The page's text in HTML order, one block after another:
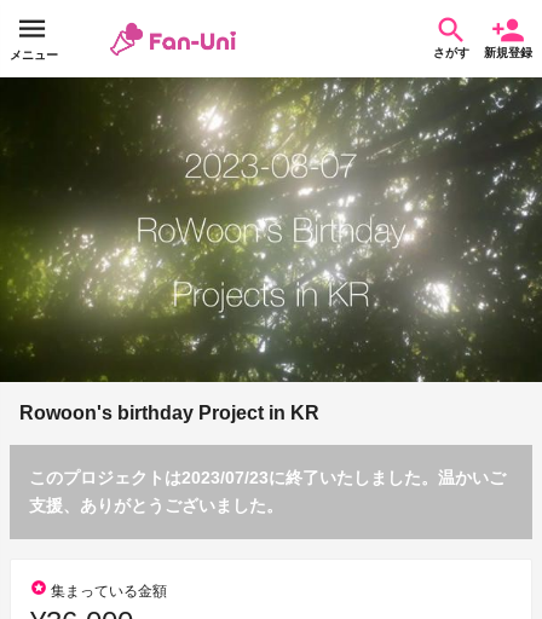
メニュー さがす 新規登録
Rowoon's birthday Project in KR
このプロジェクトは2023/07/23に終了いたしました。温かいご
支援、ありがとうございました。
stars 集まっている金額